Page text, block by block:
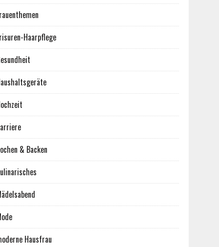
Haarpflege
& Backen
Hausfrau